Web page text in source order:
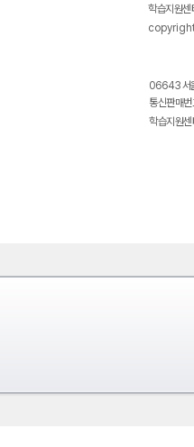
학습지원
06643 서
통신판매
학습지원